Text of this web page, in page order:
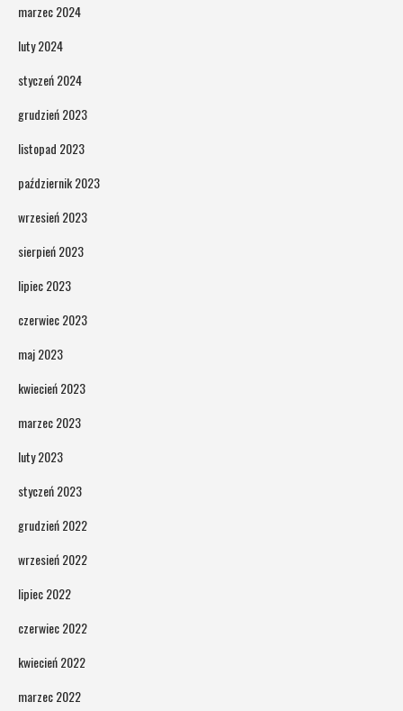
marzec 2024
luty 2024
styczeń 2024
grudzień 2023
listopad 2023
październik 2023
wrzesień 2023
sierpień 2023
lipiec 2023
czerwiec 2023
maj 2023
kwiecień 2023
marzec 2023
luty 2023
styczeń 2023
grudzień 2022
wrzesień 2022
lipiec 2022
czerwiec 2022
kwiecień 2022
marzec 2022